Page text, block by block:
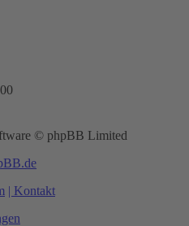
© phpBB Limited
| Kontakt